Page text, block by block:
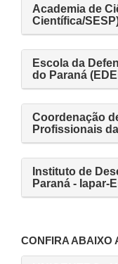
Academia de
Científica/
Escola da
do Paraná
Coordenação
Profissionais
Instituto de
Paraná - Iapar-
CONFIRA ABAIXO